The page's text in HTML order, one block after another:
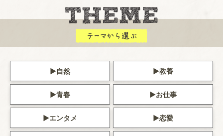
自然 教養
青春 お仕事
エンタメ 恋愛